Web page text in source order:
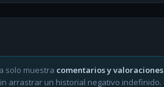
solo muestra comentarios y
arrastrar un historial negativo indefinido.